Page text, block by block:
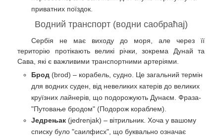
приватних поїздок.
Водний транспорт (водни саобраћај)
Сербія не має виходу до моря, але через її
територію протікають великі річки, зокрема Дунай та
Сава, які є важливими транспортними артеріями.
Брод (brod) – корабель, судно. Це загальний термін
для водних суден, від невеликих катерів до великих
круїзних лайнерів, що подорожують Дунаєм. Фраза-
"Путовање бродом" (Подорож кораблем).
Једрењак (jedrenjak) – вітрильник. Хоча у вашому
списку було "саилфисх", що буквально означає